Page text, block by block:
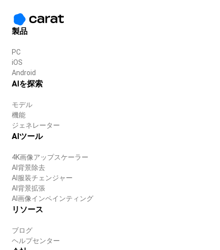
製品
PC
iOS
Android
AIを探索
モデル
機能
ジェネレーター
AIツール
4K画像アップスケーラー
AI背景除去
AI服装チェンジャー
AI背景拡張
AI画像インペインティング
リソース
ブログ
ヘルプセンター